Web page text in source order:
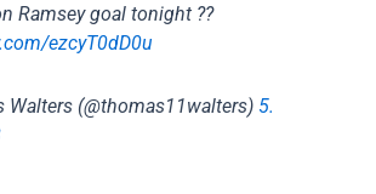
Ramsey goal tonight ??
ezcyT0dD0u
Walters (@thomas11walters) 5.